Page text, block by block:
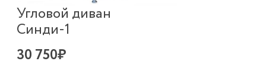
Угловой диван
Синди-1
30 750₽